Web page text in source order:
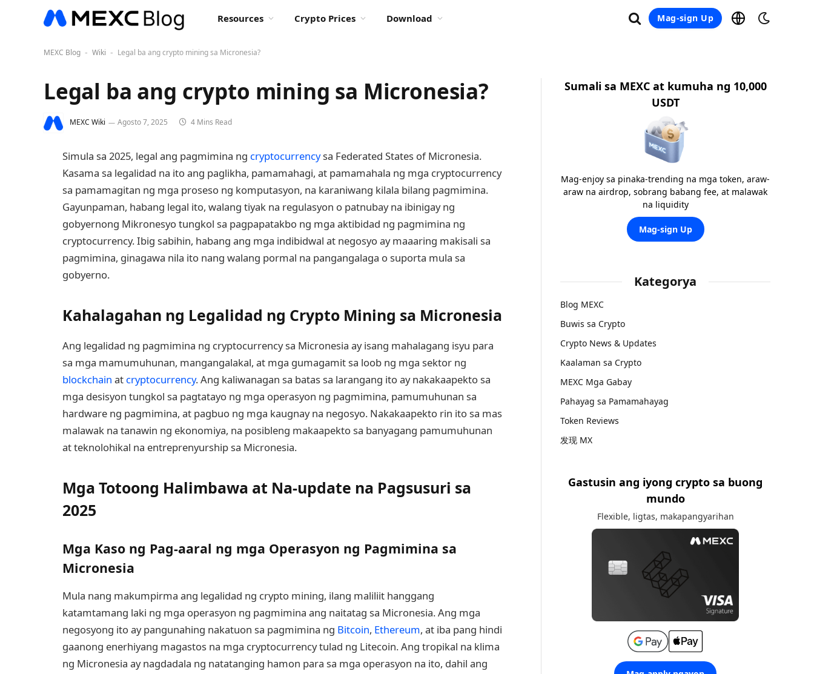
Resources Crypto Prices Download Mag-sign Up
MEXC Blog - Wiki - Legal ba ang crypto mining sa Micronesia?
Legal ba ang crypto mining sa Micronesia?
MEXC Wiki Agosto 7, 2025 4 Mins Read
Simula sa 2025, legal ang pagmimina ng cryptocurrencysa Federated States of Micronesia.
Kasama sa legalidad na ito ang paglikha, pamamahagi, at pamamahala ng mga cryptocurrency
sa pamamagitan ng mga proseso ng komputasyon, na karaniwang kilala bilang pagmimina.
Gayunpaman, habang legal ito, walang tiyak na regulasyon o patnubay na ibinigay ng
gobyernong Mikronesyo tungkol sa pagpapatakbo ng mga aktibidad ng pagmimina ng
cryptocurrency. Ibig sabihin, habang ang mga indibidwal at negosyo ay maaaring makisali sa
pagmimina, ginagawa nila ito nang walang pormal na pangangalaga o suporta mula sa
gobyerno.
Kahalagahan ng Legalidad ng Crypto Mining sa Micronesia
Ang legalidad ng pagmimina ng cryptocurrency sa Micronesia ay isang mahalagang isyu para
sa mga mamumuhunan, mangangalakal, at mga gumagamit sa loob ng mga sektor ng
blockchain at cryptocurrency. Ang kaliwanagan sa batas sa larangang ito ay nakakaapekto sa
mga desisyon tungkol sa pagtatayo ng mga operasyon ng pagmimina, pamumuhunan sa
hardware ng pagmimina, at pagbuo ng mga kaugnay na negosyo. Nakakaapekto rin ito sa mas
malawak na tanawin ng ekonomiya, na posibleng makaapekto sa banyagang pamumuhunan
at teknolohikal na entreprenyurship sa Micronesia.
Mga Totoong Halimbawa at Na-update na Pagsusuri sa
2025
Mga Kaso ng Pag-aaral ng mga Operasyon ng Pagmimina sa
Micronesia
Mula nang makumpirma ang legalidad ng crypto mining, ilang maliliit hanggang
katamtamang laki ng mga operasyon ng pagmimina ang naitatag sa Micronesia. Ang mga
negosyong ito ay pangunahing nakatuon sa pagmimina ng Bitcoin, Ethereum, at iba pang hindi
gaanong enerhiyang magastos na mga cryptocurrency tulad ng Litecoin. Ang tropikal na klima
ng Micronesia ay nagdadala ng natatanging hamon para sa mga operasyon na ito, dahil ang
Sumali sa MEXC at kumuha ng 10,000
USDT
Mag-enjoy sa pinaka-trending na mga token, araw-
araw na airdrop, sobrang babang fee, at malawak
na liquidity
Mag-sign Up
Kategorya
Blog MEXC
Buwis sa Crypto
Crypto News & Updates
Kaalaman sa Crypto
MEXC Mga Gabay
Pahayag sa Pamamahayag
Token Reviews
发现 MX
Gastusin ang iyong crypto sa buong
mundo
Flexible, ligtas, makapangyarihan